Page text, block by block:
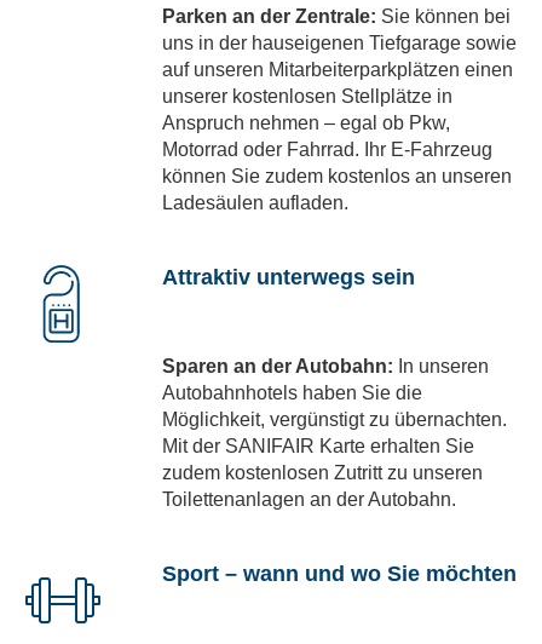
Parken an der Zentrale: Sie können bei
uns in der hauseigenen Tiefgarage sowie
auf unseren Mitarbeiterparkplätzen einen
unserer kostenlosen Stellplätze in
Anspruch nehmen – egal ob Pkw,
Motorrad oder Fahrrad. Ihr E-Fahrzeug
können Sie zudem kostenlos an unseren
Ladesäulen aufladen.
Attraktiv unterwegs sein
Sparen an der Autobahn: In unseren
Autobahnhotels haben Sie die
Möglichkeit, vergünstigt zu übernachten.
Mit der SANIFAIR Karte erhalten Sie
zudem kostenlosen Zutritt zu unseren
Toilettenanlagen an der Autobahn.
Sport – wann und wo Sie möchten